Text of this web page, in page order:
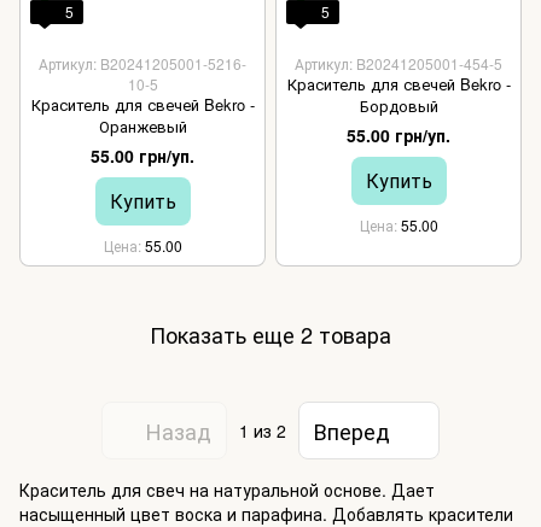
5
Артикул: B20241205001-5216-
10-5
Краситель для свечей Bekro -
Оранжевый
55.00 грн/уп.
Купить
Цена 55.00
5
Артикул: B20241205001-454-5
Краситель для свечей Bekro -
Бордовый
55.00 грн/уп.
Купить
Цена 55.00
Показать еще 2 товара
Назад 1 из 2 Вперед
Краситель для свеч на натуральной основе. Дает
насыщенный цвет воска и парафина. Добавлять красители